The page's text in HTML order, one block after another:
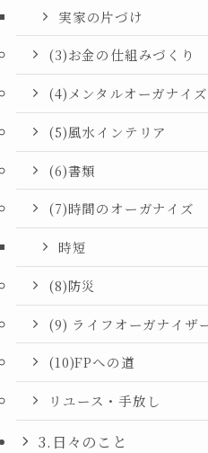
実家の片づけ
(3)お金の仕組みづくり
(4)メンタルオーガナイズ
(5)風水インテリア
(6)書類
(7)時間のオーガナイズ
時短
(8)防災
(9) ライフオーガナイザ
(10)FPへの道
リユース・手放し
3.日々のこと